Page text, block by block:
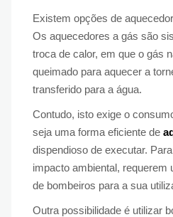
Existem opções de
Os aquecedores a gás são
troca de calor, em que o gás
queimado para aquecer a
transferido para a água.
Contudo, isto exige o
seja uma forma eficiente de
dispendioso de executar.
impacto ambiental, requerem
de bombeiros para a sua
Outra possibilidade é utilizar